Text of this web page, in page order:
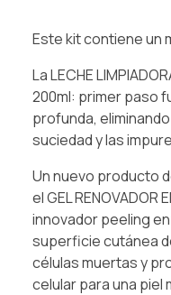
Este kit contiene un
La LECHE
200ml: primer paso
profunda,
suciedad y las
Un nuevo producto
el GEL RENOVADOR
innovador peeling
superficie cutánea
células muertas y
celular para una piel